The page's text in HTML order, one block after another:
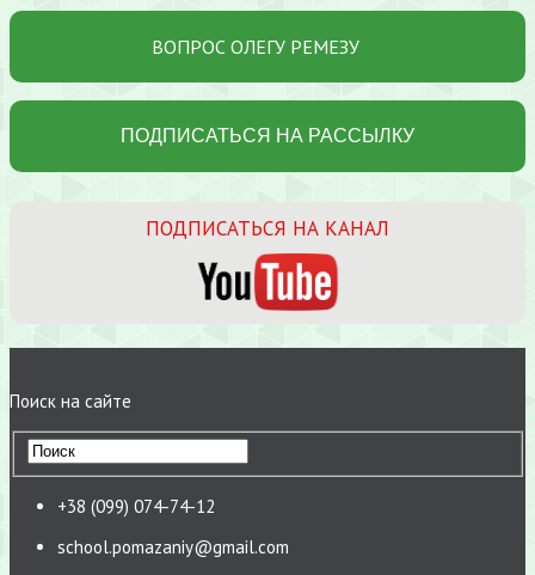
ВОПРОС ОЛЕГУ РЕМЕЗУ
ПОДПИСАТЬСЯ НА КАНАЛ
Поиск на сайте
+38 (099) 074-74-12
school.pomazaniy@gmail.com